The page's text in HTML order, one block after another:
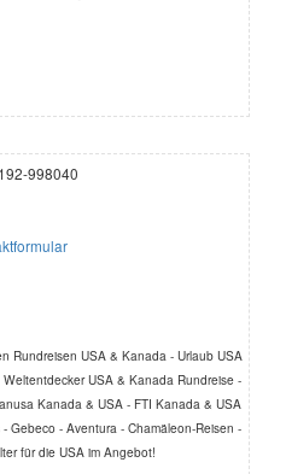
998040
Rundreisen USA & Kanada - Urlaub USA
USA & Kanada Rundreise -
Kanada & USA - FTI Kanada & USA
Gebeco - Aventura - Chamäleon-Reisen -
für die USA im Angebot!